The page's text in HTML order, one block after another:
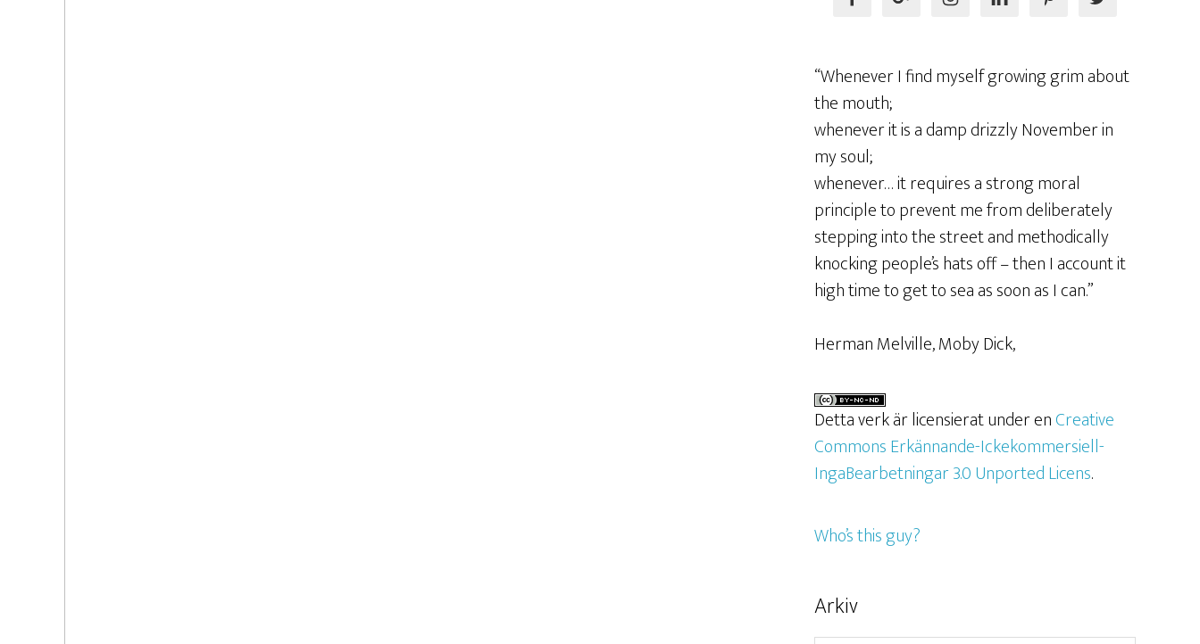
“Whenever I find myself growing grim about
the mouth;
whenever it is a damp drizzly November in
my soul;
whenever… it requires a strong moral
principle to prevent me from deliberately
stepping into the street and methodically
knocking people’s hats off – then I account it
high time to get to sea as soon as I can.”
Herman Melville, Moby Dick,
Detta verk är licensierat under enCreative
Commons Erkännande-Ickekommersiell-
IngaBearbetningar 3.0 Unported Licens.
Who’s this guy?
Arkiv